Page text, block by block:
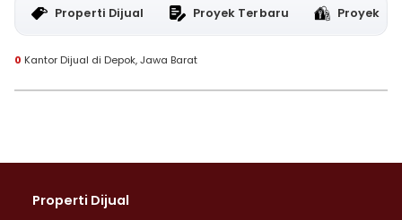
Properti Dijual Proyek Terbaru Proyek
0 Kantor Dijual di Depok, Jawa Barat
Properti Dijual